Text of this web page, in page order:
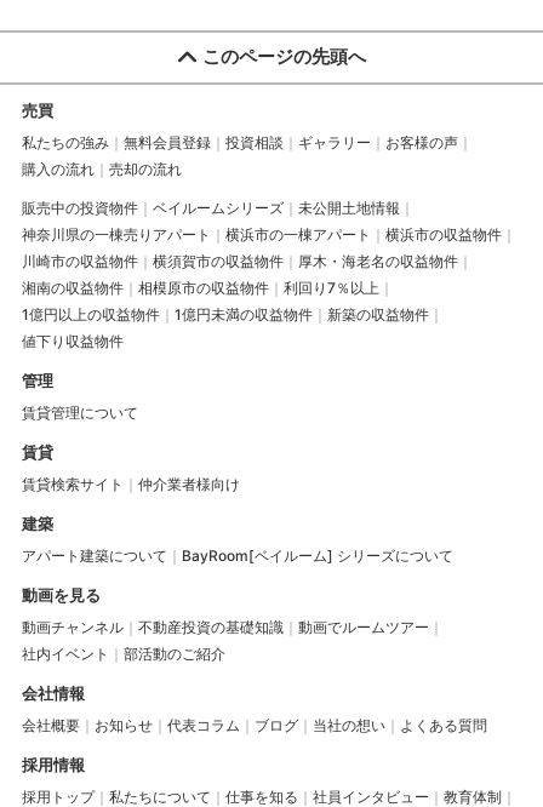
このページの先頭へ
売買
私たちの強み 無料会員登録 投資相談 ギャラリー
お客様の声
購入の流れ
売却の流れ
販売中の投資物件 ベイルームシリーズ
未公開土地情報
神奈川県の一棟売りアパート
横浜市の一棟アパート
横浜市の収益物件
川崎市の収益物件
横須賀市の収益物件
厚木・海老名の収益物件
湘南の収益物件
相模原市の収益物件
利回り7％以上
1億円以上の収益物件
1億円未満の収益物件
新築の収益物件
値下り収益物件
管理
賃貸管理について
賃貸
賃貸検索サイト 仲介業者様向け
建築
アパート建築について BayRoom[ベイルーム] シリーズについて
動画を見る
動画チャンネル 不動産投資の基礎知識
動画でルームツアー
社内イベント
部活動のご紹介
会社情報
会社概要 お知らせ 代表コラム ブログ 当社の想い よくある質問
採用情報
採用トップ 私たちについて 仕事を知る 社員インタビュー
教育体制